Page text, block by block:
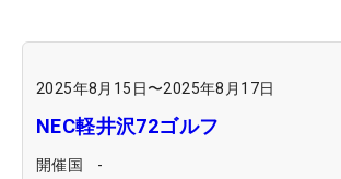
2025年8月15日〜2025年8月17日
NEC軽井沢72ゴルフ
開催国
-